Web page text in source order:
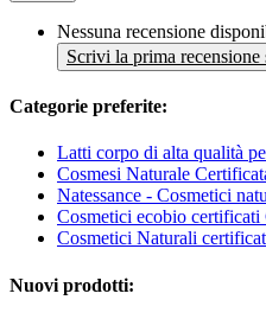
Nessuna recensione
Scrivi la prima recensione
Categorie preferite:
Latti corpo di alta qualità
Cosmesi Naturale
Natessance - Cosmetici
Cosmetici ecobio
Cosmetici Naturali
Nuovi prodotti: